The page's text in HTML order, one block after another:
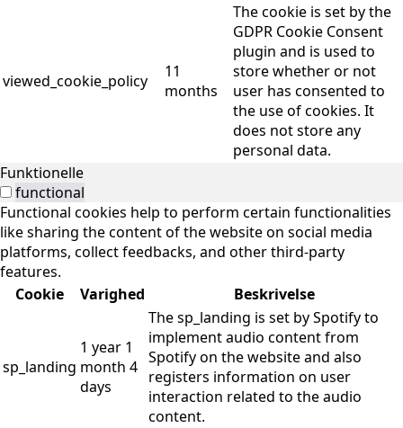
viewed_cookie_policy
11
months
The cookie is set by the
GDPR Cookie Consent
plugin and is used to
store whether or not
user has consented to
the use of cookies. It
does not store any
personal data.
Funktionelle
functional
Functional cookies help to perform certain functionalities
like sharing the content of the website on social media
platforms, collect feedbacks, and other third-party
features.
Cookie
Varighed Beskrivelse
sp_landing
1 year 1
month 4
days
The sp_landing is set by Spotify to
implement audio content from
Spotify on the website and also
registers information on user
interaction related to the audio
content.